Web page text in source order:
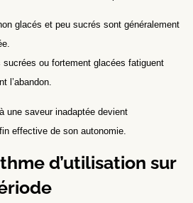
glacés et peu sucrés sont généralement
ou fortement glacées fatiguent
l’abandon.
une saveur inadaptée devient
effective de son autonomie.
d’utilisation sur